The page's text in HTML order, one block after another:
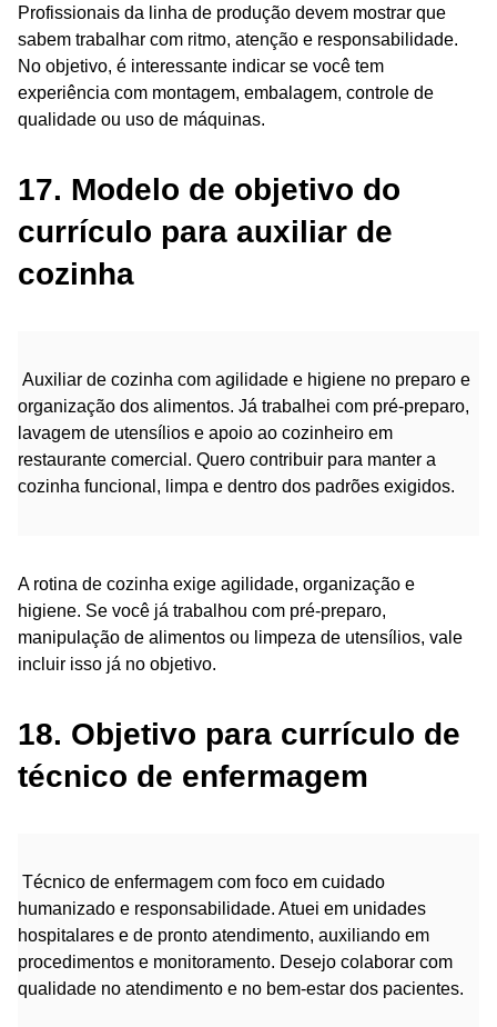
Profissionais da linha de produção devem mostrar que
sabem trabalhar com ritmo, atenção e responsabilidade.
No objetivo, é interessante indicar se você tem
experiência com montagem, embalagem, controle de
qualidade ou uso de máquinas.
17. Modelo de objetivo do
currículo para auxiliar de
cozinha
Auxiliar de cozinha com agilidade e higiene no preparo e
organização dos alimentos. Já trabalhei com pré-preparo,
lavagem de utensílios e apoio ao cozinheiro em
restaurante comercial. Quero contribuir para manter a
cozinha funcional, limpa e dentro dos padrões exigidos.
A rotina de cozinha exige agilidade, organização e
higiene. Se você já trabalhou com pré-preparo,
manipulação de alimentos ou limpeza de utensílios, vale
incluir isso já no objetivo.
18. Objetivo para currículo de
técnico de enfermagem
Técnico de enfermagem com foco em cuidado
humanizado e responsabilidade. Atuei em unidades
hospitalares e de pronto atendimento, auxiliando em
procedimentos e monitoramento. Desejo colaborar com
qualidade no atendimento e no bem-estar dos pacientes.